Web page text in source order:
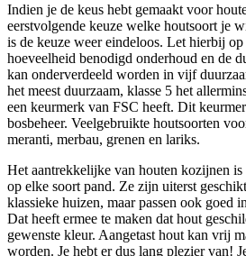
Indien je de keus hebt gemaakt voor
eerstvolgende keuze welke houtsoort je
is de keuze weer eindeloos. Let hierbij
hoeveelheid benodigd onderhoud en de
kan onderverdeeld worden in vijf
het meest duurzaam, klasse 5 het
een keurmerk van FSC heeft. Dit
bosbeheer. Veelgebruikte houtsoorten
meranti, merbau, grenen en lariks.
Het aantrekkelijke van houten kozijnen is
op elke soort pand. Ze zijn uiterst
klassieke huizen, maar passen ook goed
Dat heeft ermee te maken dat hout
gewenste kleur. Aangetast hout kan vrij
worden. Je hebt er dus lang plezier van!